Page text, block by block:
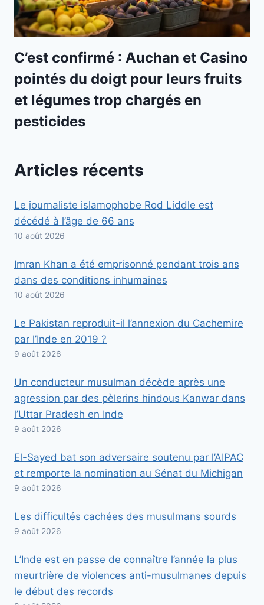
C’est confirmé : Auchan et Casino
pointés du doigt pour leurs fruits
et légumes trop chargés en
pesticides
Articles récents
Le journaliste islamophobe Rod Liddle est
décédé à l’âge de 66 ans
10 août 2026
Imran Khan a été emprisonné pendant trois ans
dans des conditions inhumaines
10 août 2026
Le Pakistan reproduit-il l’annexion du Cachemire
par l’Inde en 2019 ?
9 août 2026
Un conducteur musulman décède après une
agression par des pèlerins hindous Kanwar dans
l’Uttar Pradesh en Inde
9 août 2026
El-Sayed bat son adversaire soutenu par l’AIPAC
et remporte la nomination au Sénat du Michigan
9 août 2026
Les difficultés cachées des musulmans sourds
9 août 2026
L’Inde est en passe de connaître l’année la plus
meurtrière de violences anti-musulmanes depuis
le début des records